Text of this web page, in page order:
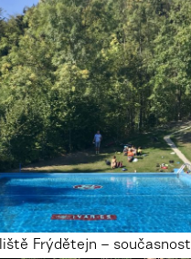
Frýdětejn – současnost